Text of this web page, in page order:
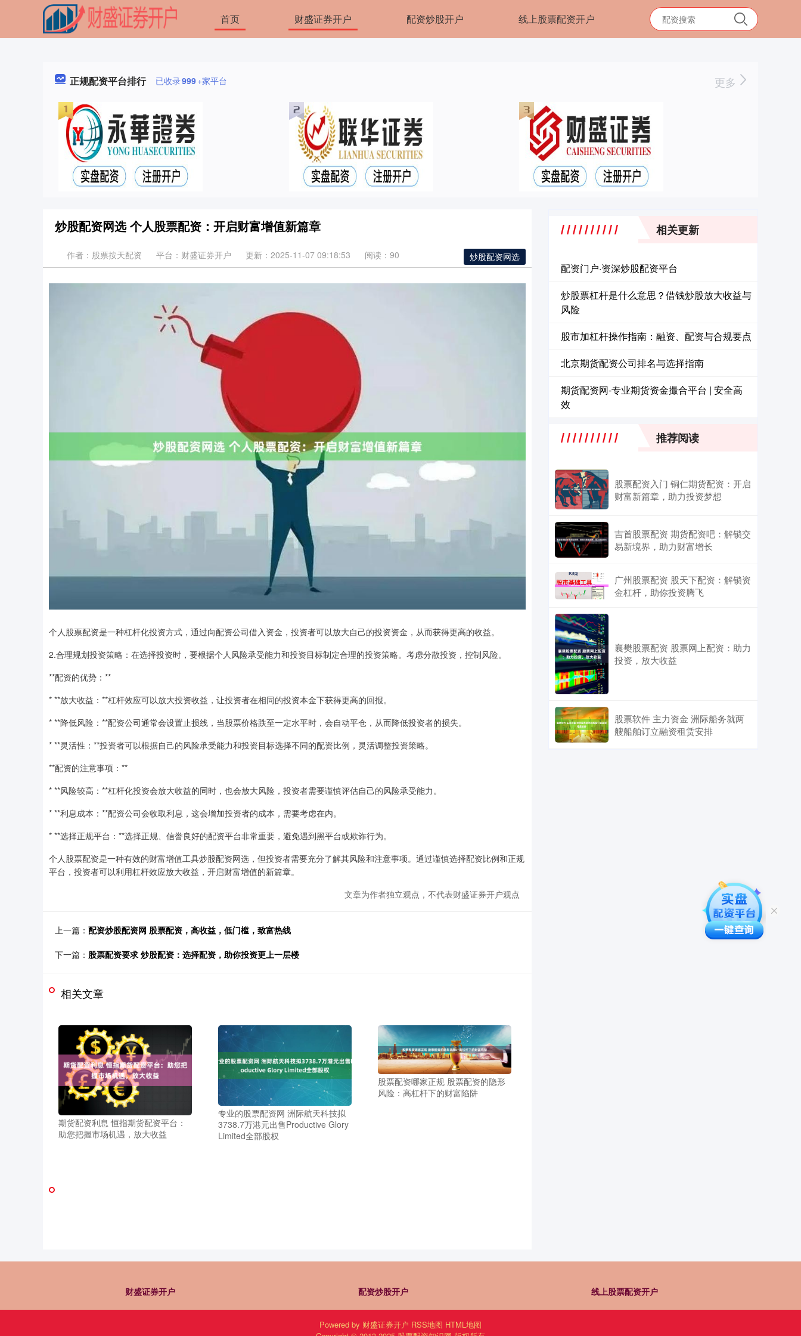
首页 财盛证券开户 配资炒股开户 线上股票配资开户
正规配资平台排行 已收录999+家平台 更多
炒股配资网选 个人股票配资：开启财富增值新篇章
炒股配资网选
作者：股票按天配资 平台：财盛证券开户 更新：2025-11-07 09:18:53 阅读：90
个人股票配资是一种杠杆化投资方式，通过向配资公司借入资金，投资者可以放大自己的投资资金，从而获得更高的收益。
2.合理规划投资策略：在选择投资时，要根据个人风险承受能力和投资目标制定合理的投资策略。考虑分散投资，控制风险。
**配资的优势：**
* **放大收益：**杠杆效应可以放大投资收益，让投资者在相同的投资本金下获得更高的回报。
* **降低风险：**配资公司通常会设置止损线，当股票价格跌至一定水平时，会自动平仓，从而降低投资者的损失。
* **灵活性：**投资者可以根据自己的风险承受能力和投资目标选择不同的配资比例，灵活调整投资策略。
**配资的注意事项：**
* **风险较高：**杠杆化投资会放大收益的同时，也会放大风险，投资者需要谨慎评估自己的风险承受能力。
* **利息成本：**配资公司会收取利息，这会增加投资者的成本，需要考虑在内。
* **选择正规平台：**选择正规、信誉良好的配资平台非常重要，避免遇到黑平台或欺诈行为。
个人股票配资是一种有效的财富增值工具炒股配资网选，但投资者需要充分了解其风险和注意事项。通过谨慎选择配资比例和正规
平台，投资者可以利用杠杆效应放大收益，开启财富增值的新篇章。
文章为作者独立观点，不代表财盛证券开户观点
上一篇： 配资炒股配资网 股票配资，高收益，低门槛，致富热线
下一篇： 股票配资要求 炒股配资：选择配资，助你投资更上一层楼
相关文章
期货配资利息 恒指期货配资平台：
助您把握市场机遇，放大收益
专业的股票配资网 洲际航天科技拟
3738.7万港元出售Productive Glory
Limited全部股权
股票配资哪家正规 股票配资的隐形
风险：高杠杆下的财富陷阱
相关更新
配资门户·资深炒股配资平台
炒股票杠杆是什么意思？借钱炒股放大收益与
风险
股市加杠杆操作指南：融资、配资与合规要点
北京期货配资公司排名与选择指南
期货配资网-专业期货资金撮合平台 | 安全高
效
推荐阅读
股票配资入门 铜仁期货配资：开启
财富新篇章，助力投资梦想
吉首股票配资 期货配资吧：解锁交
易新境界，助力财富增长
广州股票配资 股天下配资：解锁资
金杠杆，助你投资腾飞
襄樊股票配资 股票网上配资：助力
投资，放大收益
股票软件 主力资金 洲际船务就两
艘船舶订立融资租赁安排
财盛证券开户 配资炒股开户 线上股票配资开户
Powered by 财盛证券开户 RSS地图 HTML地图